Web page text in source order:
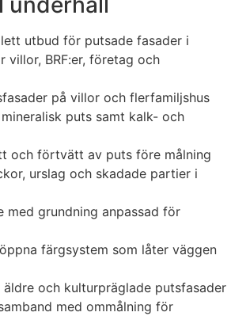
utbud för putsade fasader i
villor, BRF:er, företag och
på villor och flerfamiljshus
puts samt kalk- och
och förtvätt av puts före målning
urslag och skadade partier i
med grundning anpassad för
färgsystem som låter väggen
äldre och kulturpräglade putsfasader
med ommålning för